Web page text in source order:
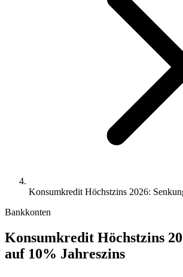
Konsumkredit Höchstzins 2026:
Bankkonten
Konsumkredit Höchstzins
auf 10% Jahreszins